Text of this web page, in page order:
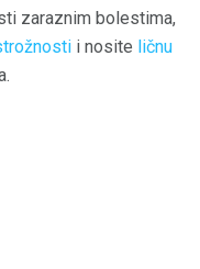
zaraznim bolestima,
i nosite ličnu